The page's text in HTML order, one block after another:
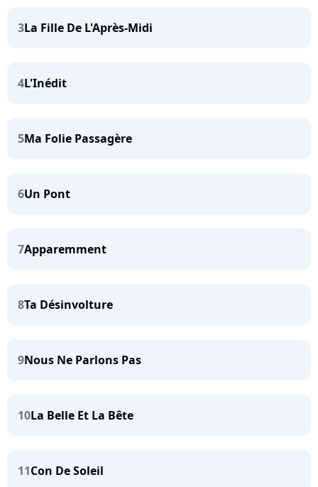
3La Fille De L'Après-Midi
4L'Inédit
5Ma Folie Passagère
6Un Pont
7Apparemment
8Ta Désinvolture
9Nous Ne Parlons Pas
10La Belle Et La Bête
11Con De Soleil